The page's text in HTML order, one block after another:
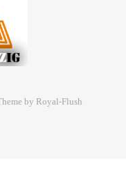
by Royal-Flush